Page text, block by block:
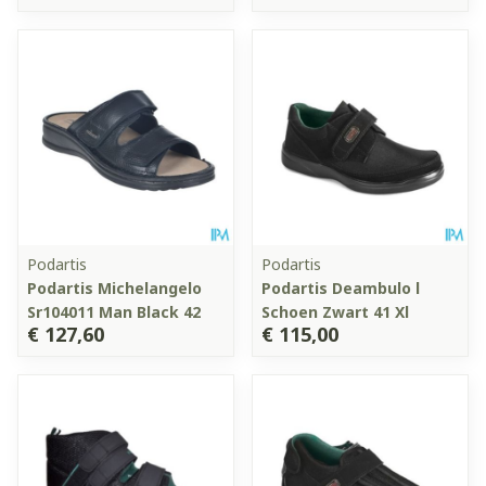
Podartis
Podartis Michelangelo
Sr104011 Man Black 42
€ 127,60
Podartis
Podartis Deambulo l
Schoen Zwart 41 Xl
€ 115,00